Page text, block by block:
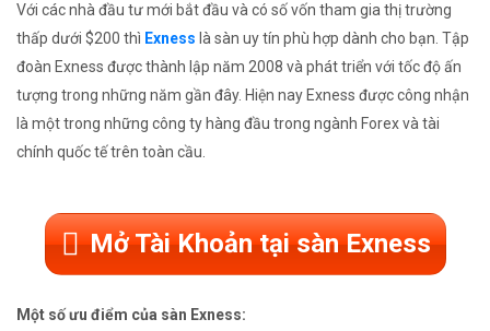
Với các nhà đầu tư mới bắt đầu và có số vốn tham gia thị trường
thấp dưới $200 thì Exness là sàn uy tín phù hợp dành cho bạn. Tập
đoàn Exness được thành lập năm 2008 và phát triển với tốc độ ấn
tượng trong những năm gần đây. Hiện nay Exness được công nhận
là một trong những công ty hàng đầu trong ngành Forex và tài
chính quốc tế trên toàn cầu.
Mở Tài Khoản tại sàn Exness
Một số ưu điểm của sàn Exness: